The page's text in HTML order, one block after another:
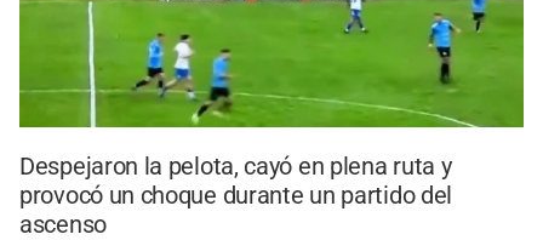
Despejaron la pelota, cayó en plena ruta y
provocó un choque durante un partido del
ascenso